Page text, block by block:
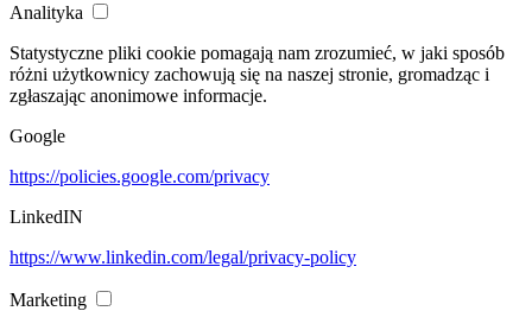
Analityka
Statystyczne pliki cookie pomagają nam zrozumieć, w jaki sposób
różni użytkownicy zachowują się na naszej stronie, gromadząc i
zgłaszając anonimowe informacje.
Google
https://policies.google.com/privacy
LinkedIN
https://www.linkedin.com/legal/privacy-policy
Marketing